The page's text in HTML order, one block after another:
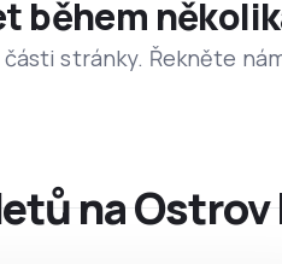
během
stránky. Řekněte
na Ostrov